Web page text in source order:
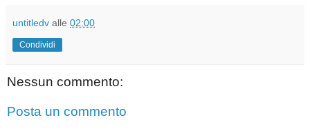
untitledv alle 02:00
Condividi
Nessun commento:
Posta un commento